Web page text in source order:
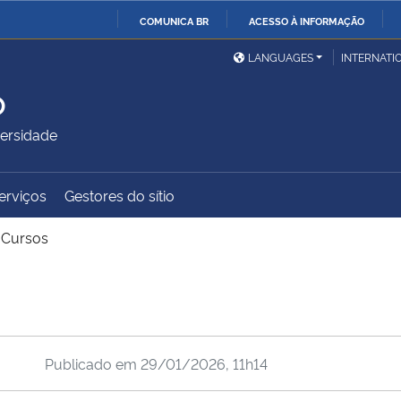
COMUNICA BR ACESSO À INFORMAÇÃO
Ministério da Defesa
Ministério das Relações
Exteriores
Ministério do
LANGUAGES
Gestores do sítio
Publicado em 29/01/2026, 11h14